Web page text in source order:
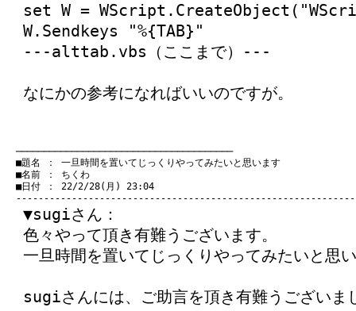
set W =
W.Sendkeys "%{TAB}"
---alttab.vbs（ここまで）---
なにかの参考になればいいのですが。
───────────────────────────────────────
■題名 ： 一旦時間を置いてじっくりやってみたいと思います
■名前 ： ちくわ
■日付 ： 22/2/28(月) 23:04
▼sugiさん：
色々やって頂き有難うございます。
一旦時間を置いてじっくりやってみたいと思
sugiさんには、ご助言を頂き有難うございま